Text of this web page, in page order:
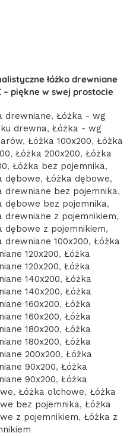
łóżko drewniane
– piękne w swej prostocie
drewniane, Łóżka - wg
drewna, Łóżka - wg
, Łóżka 100x200, Łóżka
, Łóżka 200x200, Łóżka
, Łóżka bez pojemnika,
dębowe, Łóżka dębowe,
drewniane bez pojemnika,
dębowe bez pojemnika,
drewniane z pojemnikiem,
dębowe z pojemnikiem,
drewniane 100x200, Łóżka
120x200, Łóżka
120x200, Łóżka
140x200, Łóżka
140x200, Łóżka
160x200, Łóżka
160x200, Łóżka
180x200, Łóżka
180x200, Łóżka
200x200, Łóżka
90x200, Łóżka
90x200, Łóżka
, Łóżka olchowe, Łóżka
bez pojemnika, Łóżka
z pojemnikiem, Łóżka z